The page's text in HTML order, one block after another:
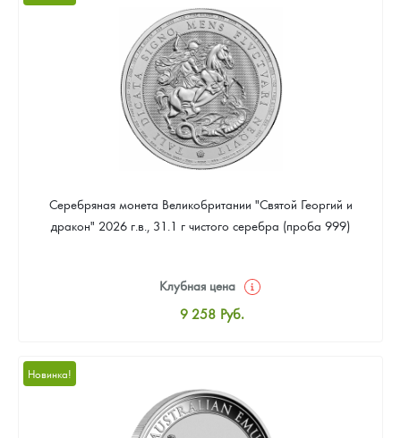
Цена выкупа
Звоните
Серебряная монета Великобритании "Святой Георгий и
дракон" 2026 г.в., 31.1 г чистого серебра (проба 999)
Клубная цена
9 258 Руб.
Цена выкупа
Звоните
Новинка!